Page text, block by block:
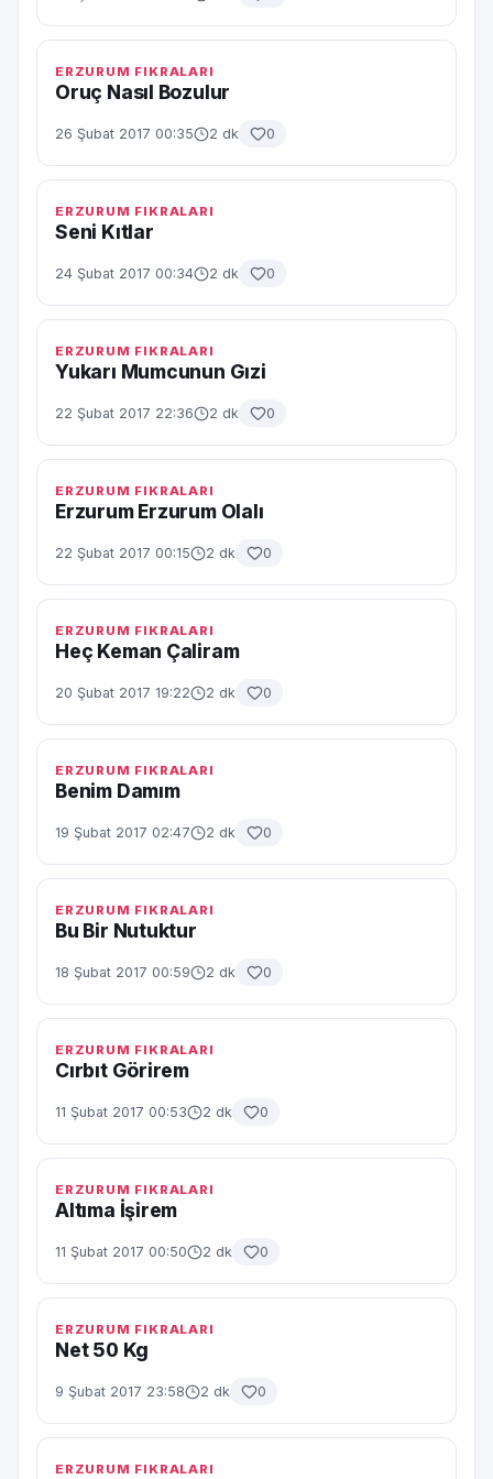
ERZURUM FIKRALARI
Oruç Nasıl Bozulur
26 Şubat 2017 00:35 2 dk 0
ERZURUM FIKRALARI
Seni Kıtlar
24 Şubat 2017 00:34 2 dk 0
ERZURUM FIKRALARI
Yukarı Mumcunun Gızi
22 Şubat 2017 22:36 2 dk 0
ERZURUM FIKRALARI
Erzurum Erzurum Olalı
22 Şubat 2017 00:15 2 dk 0
ERZURUM FIKRALARI
Heç Keman Çaliram
20 Şubat 2017 19:22 2 dk 0
ERZURUM FIKRALARI
Benim Damım
19 Şubat 2017 02:47 2 dk 0
ERZURUM FIKRALARI
Bu Bir Nutuktur
18 Şubat 2017 00:59 2 dk 0
ERZURUM FIKRALARI
Cırbıt Görirem
11 Şubat 2017 00:53 2 dk 0
ERZURUM FIKRALARI
Altıma İşirem
11 Şubat 2017 00:50 2 dk 0
ERZURUM FIKRALARI
Net 50 Kg
9 Şubat 2017 23:58 2 dk 0
ERZURUM FIKRALARI